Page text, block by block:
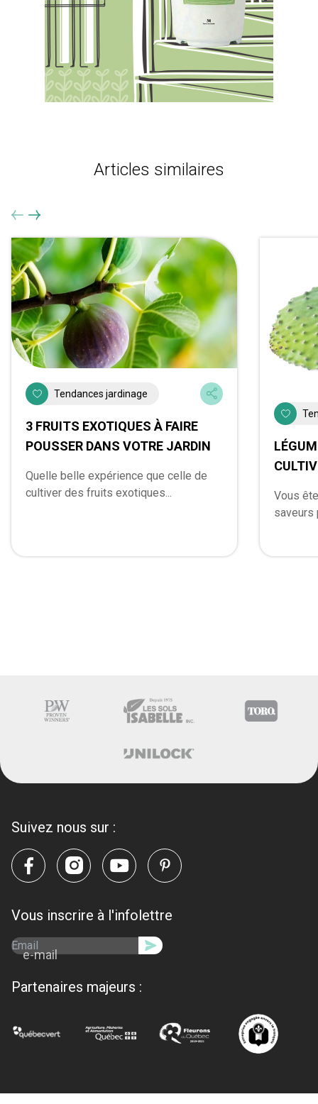
Articles similaires
Tendances jardinage
3 FRUITS EXOTIQUES À FAIRE
POUSSER DANS VOTRE JARDIN
Quelle belle expérience que celle de
cultiver des fruits exotiques...
Vous
Suivez nous sur :
Vous inscrire à l'infolettre
e-mail
Partenaires majeurs :